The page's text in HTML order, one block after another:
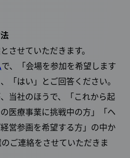
させていただきます。
で、「会場を参加を希望します
「はい」とご回答ください。
当社のほうで、「これから起
医療事業に挑戦中の方」「ヘ
営参画を希望する方」の中か
ご連絡をさせていただきま